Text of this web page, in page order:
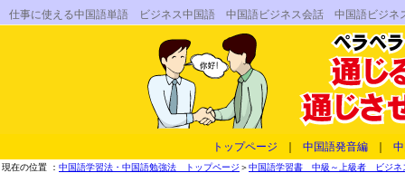
仕事に使える中国語単語 ビジネス中国語 中国語ビジネス会話 中国語ビ
トップページ 中国語発音編
現在の位置 ： 中国語学習法・中国語勉強法 トップページ ＞中国語学習書 中級～上級者 ビジネ